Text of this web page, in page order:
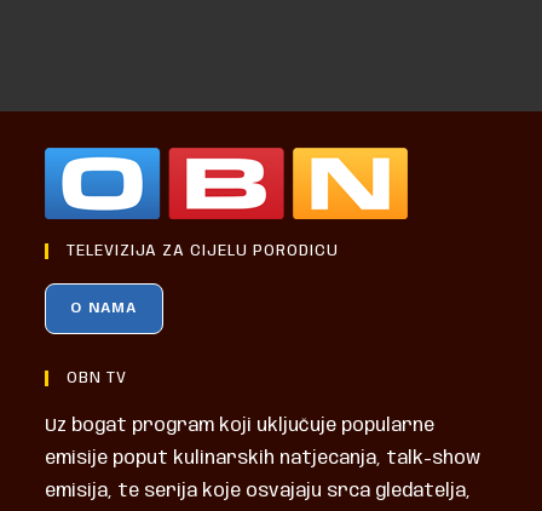
TELEVIZIJA ZA CIJELU PORODICU
O NAMA
OBN TV
Uz bogat program koji uključuje popularne
emisije poput kulinarskih natjecanja, talk-show
emisija, te serija koje osvajaju srca gledatelja,